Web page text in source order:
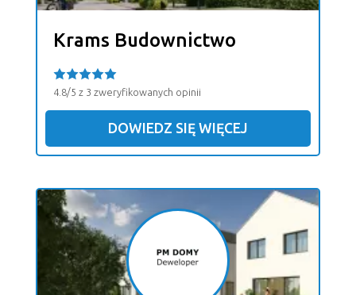
Krams Budownictwo
4.8/5 z 3 zweryfikowanych opinii
DOWIEDZ SIĘ WIĘCEJ